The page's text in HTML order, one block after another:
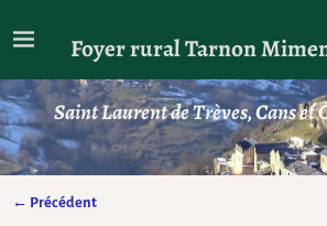
Foyer rural Tarnon
Saint Laurent de Trèves, Cans et
← Précédent